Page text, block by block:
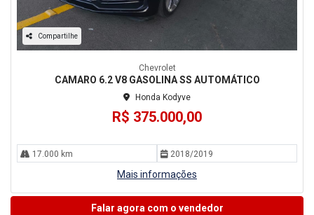
Compartilhe
Chevrolet
CAMARO 6.2 V8 GASOLINA SS AUTOMÁTICO
Honda Kodyve
R$ 375.000,00
17.000 km 2018/2019
Mais informações
Falar agora com o vendedor